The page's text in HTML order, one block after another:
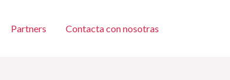
Partners Contacta con nosotras